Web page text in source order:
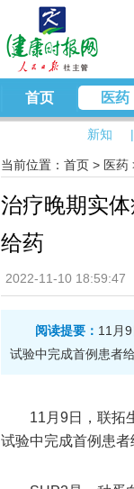
首页 医药
新知 |
当前位置： 首页 > 医药
治疗晚期实
给药
2022-11-10 18:59:47
阅读提要： 11月
试验中完成首例患者给
11月9日，联拓
试验中完成首例患者